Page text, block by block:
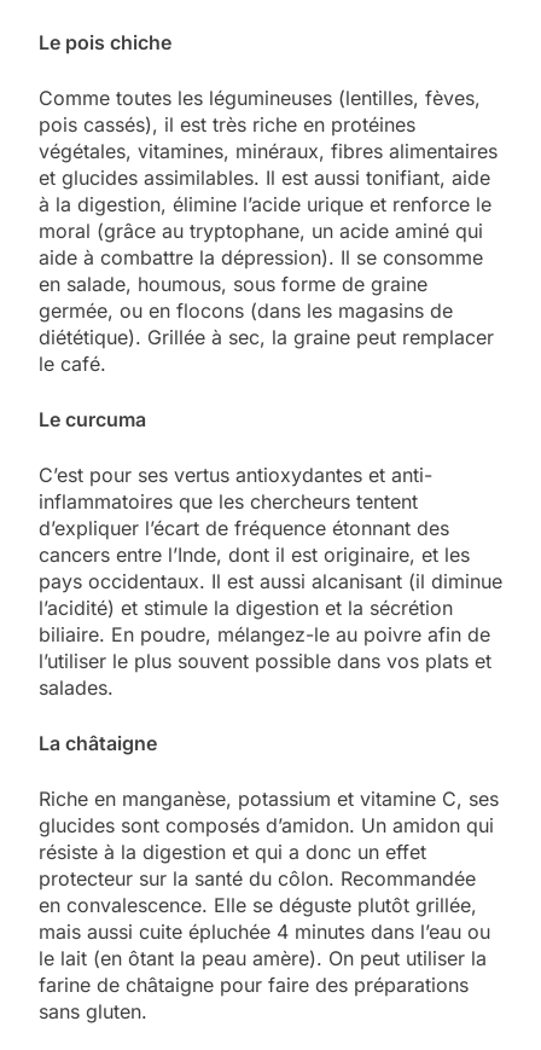
Le pois chiche
Comme toutes les légumineuses (lentilles, fèves,
pois cassés), il est très riche en protéines
végétales, vitamines, minéraux, fibres alimentaires
et glucides assimilables. Il est aussi tonifiant, aide
à la digestion, élimine l’acide urique et renforce le
moral (grâce au tryptophane, un acide aminé qui
aide à combattre la dépression). Il se consomme
en salade, houmous, sous forme de graine
germée, ou en flocons (dans les magasins de
diététique). Grillée à sec, la graine peut remplacer
le café.
Le curcuma
C’est pour ses vertus antioxydantes et anti-
inflammatoires que les chercheurs tentent
d’expliquer l’écart de fréquence étonnant des
cancers entre l’Inde, dont il est originaire, et les
pays occidentaux. Il est aussi alcanisant (il diminue
l’acidité) et stimule la digestion et la sécrétion
biliaire. En poudre, mélangez-le au poivre afin de
l’utiliser le plus souvent possible dans vos plats et
salades.
La châtaigne
Riche en manganèse, potassium et vitamine C, ses
glucides sont composés d’amidon. Un amidon qui
résiste à la digestion et qui a donc un effet
protecteur sur la santé du côlon. Recommandée
en convalescence. Elle se déguste plutôt grillée,
mais aussi cuite épluchée 4 minutes dans l’eau ou
le lait (en ôtant la peau amère). On peut utiliser la
farine de châtaigne pour faire des préparations
sans gluten.